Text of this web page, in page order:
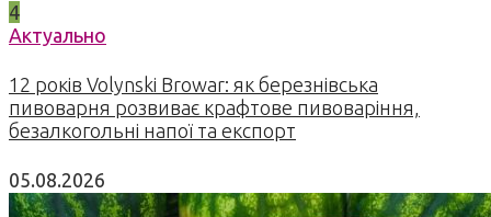
4
Актуально
12 років Volynski Browar: як березнівська
пивоварня розвиває крафтове пивоваріння,
безалкогольні напої та експорт
05.08.2026